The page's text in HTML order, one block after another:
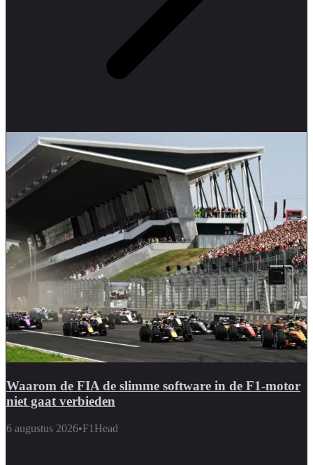
Waarom de FIA de slimme software in de F1-motor
niet gaat verbieden
6 augustus 2026•F1Head